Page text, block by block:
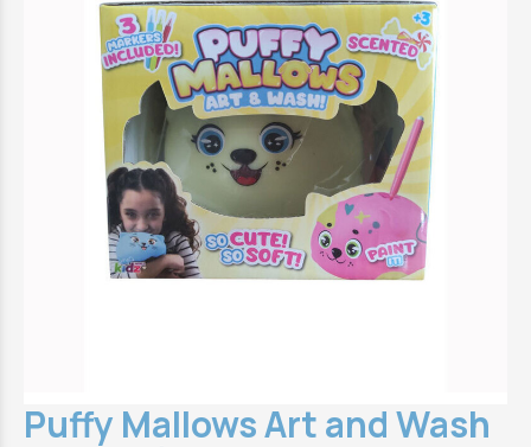
Puffy Mallows Art and Wash